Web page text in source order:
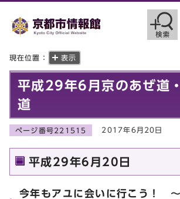
現在位置： 表示
平成29年6月京のあぜ道
道
ページ番号221515 2017年6月20日
平成29年6月20日
今年もアユに会いに行こう！